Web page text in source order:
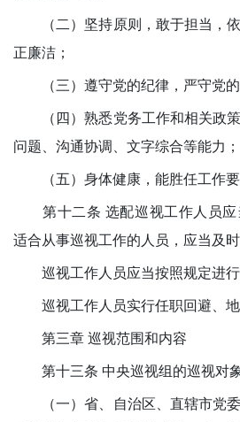
（二）坚持原则，敢于担当，依
正廉洁；
（三）遵守党的纪律，严守党的
（四）熟悉党务工作和相关政策
问题、沟通协调、文字综合等能力；
（五）身体健康，能胜任工作要
第十二条 选配巡视工作人员应
适合从事巡视工作的人员，应当及时
巡视工作人员应当按照规定进行
巡视工作人员实行任职回避、地
第三章 巡视范围和内容
第十三条 中央巡视组的巡视对象
（一）省、自治区、直辖市党委